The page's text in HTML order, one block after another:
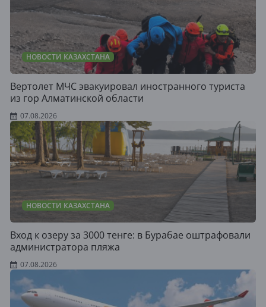
НОВОСТИ КАЗАХСТАНА
Вертолет МЧС эвакуировал иностранного туриста
из гор Алматинской области
07.08.2026
НОВОСТИ КАЗАХСТАНА
Вход к озеру за 3000 тенге: в Бурабае оштрафовали
администратора пляжа
07.08.2026